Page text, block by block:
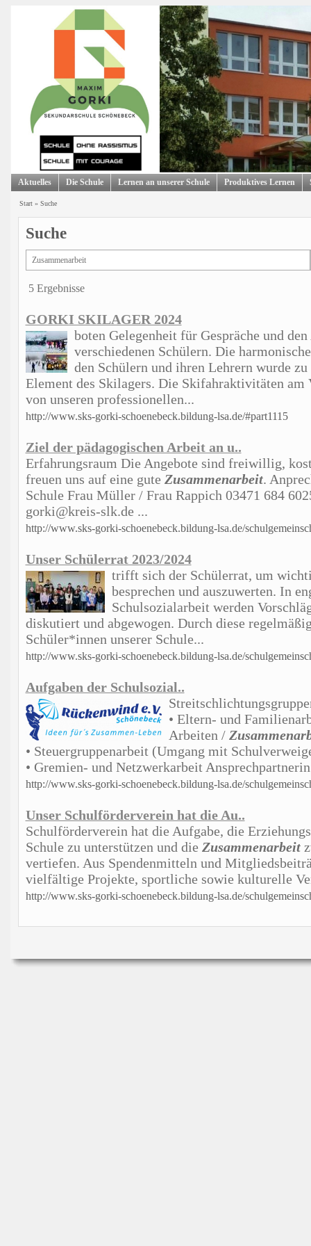
Aktuelles Die Schule Lernen an unserer Schule Produktives Lernen
Start» Suche
Suche
5 Ergebnisse
GORKI SKILAGER 2024
boten Gelegenheit für Gespräche und
verschiedenen Schülern. Die
den Schülern und ihren Lehrern wurde
Element des Skilagers. Die Skifahraktivitäten am
von unseren professionellen...
http://www.sks-gorki-schoenebeck.bildung-lsa.de/#part1115
Ziel der pädagogischen Arbeit an u..
Erfahrungsraum Die Angebote sind freiwillig,
freuen uns auf eine gute Zusammenarbeit.
Schule Frau Müller / Frau Rappich 03471 684
gorki@kreis-slk.de ...
http://www.sks-gorki-schoenebeck.bildung-lsa.de/
Unser Schülerrat 2023/2024
trifft sich der Schülerrat, um
besprechen und auszuwerten. In
Schulsozialarbeit werden
diskutiert und abgewogen. Durch diese
Schüler*innen unserer Schule...
http://www.sks-gorki-schoenebeck.bildung-lsa.de/
Aufgaben der Schulsozial..
• Eltern- und
Arbeiten /
• Steuergruppenarbeit (Umgang mit
• Gremien- und Netzwerkarbeit
http://www.sks-gorki-schoenebeck.bildung-lsa.de/
Unser Schulförderverein hat die Au..
Schulförderverein hat die Aufgabe, die
Schule zu unterstützen und die Zusammenarbeit
vertiefen. Aus Spendenmitteln und
vielfältige Projekte, sportliche sowie kulturelle
http://www.sks-gorki-schoenebeck.bildung-lsa.de/